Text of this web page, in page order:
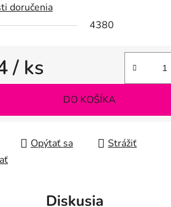
doručenia
4380
/ ks
cena:
DO KOŠÍKA
Opýtať sa
Strážiť
Diskusia